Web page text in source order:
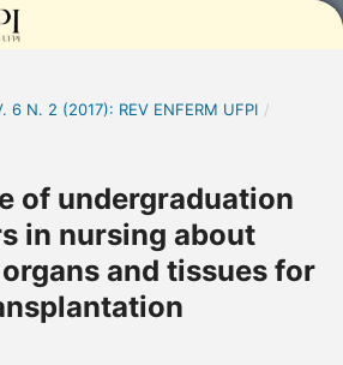
6 N. 2 (2017): REV ENFERM UFPI /
of undergraduation
in nursing about
and tissues for